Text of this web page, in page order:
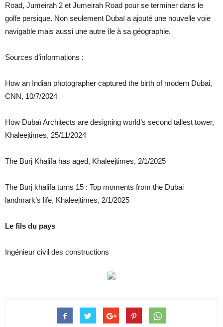
Road, Jumeirah 2 et Jumeirah Road pour se terminer dans le
golfe persique. Non seulement Dubaï a ajouté une nouvelle voie
navigable mais aussi une autre île à sa géographie.
Sources d’informations :
How an Indian photographer captured the birth of modern Dubai,
CNN, 10/7/2024
How Dubaï Architects are designing world’s second tallest tower,
Khaleejtimes, 25/11/2024
The Burj Khalifa has aged, Khaleejtimes, 2/1/2025
The Burj khalifa turns 15 : Top moments from the Dubai
landmark’s life, Khaleejtimes, 2/1/2025
Le fils du pays
Ingénieur civil des constructions